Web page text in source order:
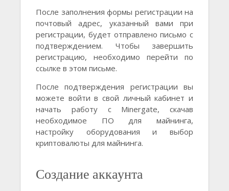
После заполнения формы регистрации на
почтовый адрес, указанный вами при
регистрации, будет отправлено письмо с
подтверждением. Чтобы завершить
регистрацию, необходимо перейти по
ссылке в этом письме.
После подтверждения регистрации вы
можете войти в свой личный кабинет и
начать работу с Minergate, скачав
необходимое ПО для майнинга,
настройку оборудования и выбор
криптовалюты для майнинга.
Создание аккаунта